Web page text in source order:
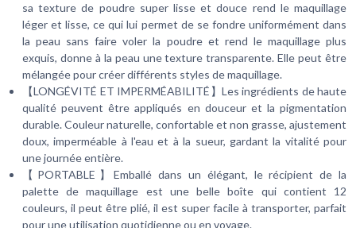
sa texture de poudre super lisse et douce rend le maquillage
léger et lisse, ce qui lui permet de se fondre uniformément dans
la peau sans faire voler la poudre et rend le maquillage plus
exquis, donne à la peau une texture transparente. Elle peut être
mélangée pour créer différents styles de maquillage.
【LONGÉVITÉ ET IMPERMÉABILITÉ】Les ingrédients de haute
qualité peuvent être appliqués en douceur et la pigmentation
durable. Couleur naturelle, confortable et non grasse, ajustement
doux, imperméable à l'eau et à la sueur, gardant la vitalité pour
une journée entière.
【PORTABLE】Emballé dans un élégant, le récipient de la
palette de maquillage est une belle boîte qui contient 12
couleurs, il peut être plié, il est super facile à transporter, parfait
pour une utilisation quotidienne ou en voyage.